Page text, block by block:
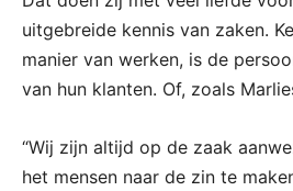
uitgebreide kennis van zaken.
manier van werken, is de
van hun klanten. Of, zoals
“Wij zijn altijd op de zaak
het mensen naar de zin te